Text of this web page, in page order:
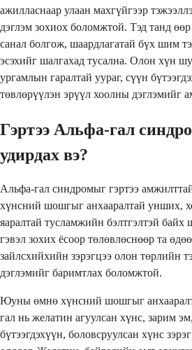
ажилласнаар улаан махгүйгээр
дэглэм зохиох боломжтой. Тэд танд
санал болгож, шаардлагатай бүх шим
эсэхийг шалгахад тусална. Олон хүн
ургамлын гаралтай уураг, сүүн
төвлөрүүлэн эрүүл хоолны дэглэмийг
Гэртээ Альфа-гал
удирдах вэ?
Альфа-гал синдромыг гэртээ
хүнсний шошгыг анхааралтай унших,
яаралтай тусламжийн бэлтгэлтэй байх
гэвэл зохих ёсоор төлөвлөснөөр та
зайлсхийхийн зэрэгцээ олон төрлийн
дэглэмийг баримтлах боломжтой.
Юуны өмнө хүнсний шошгыг
гал нь желатин агуулсан хүнс, зарим
бүтээгдэхүүн, боловсруулсан хүнс